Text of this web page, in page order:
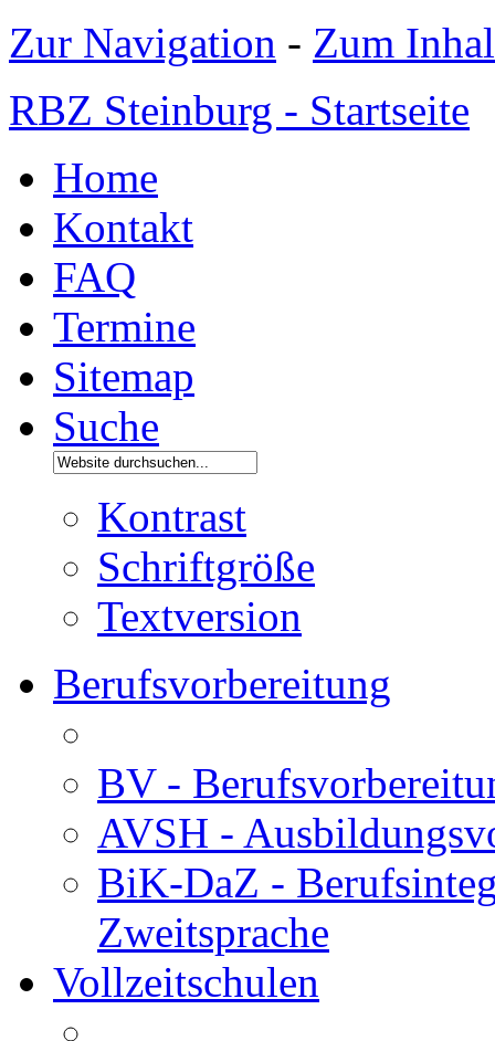
Zur Navigation - Zum
RBZ Steinburg - Startseite
Home
Kontakt
FAQ
Termine
Sitemap
Suche
Kontrast
Schriftgröße
Textversion
Berufsvorbereitung
BV -
AVSH -
BiK-DaZ -
Zweitsprache
Vollzeitschulen